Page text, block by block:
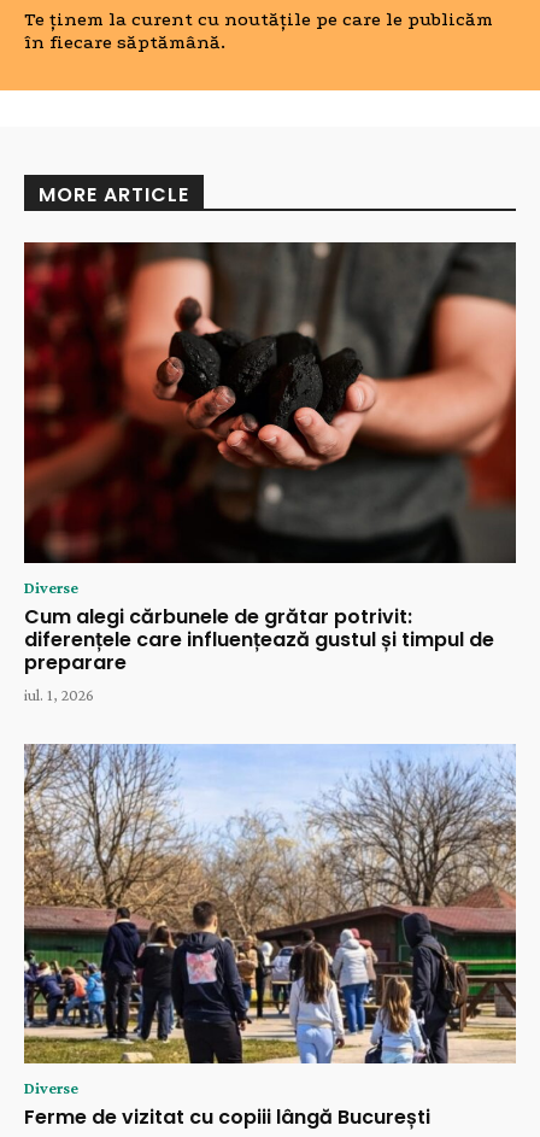
Te ținem la curent cu noutățile pe care le publicăm
în fiecare săptămână.
MORE ARTICLE
Diverse
Cum alegi cărbunele de grătar potrivit:
diferențele care influențează gustul și timpul de
preparare
iul. 1, 2026
Diverse
Ferme de vizitat cu copiii lângă București